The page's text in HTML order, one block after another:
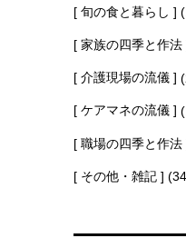
[ 旬の食と暮らし ]
[ 家族の四季と作法
[ 介護現場の流儀 ]
[ ケアマネの流儀 ]
[ 職場の四季と作法
[ その他・雑記 ]